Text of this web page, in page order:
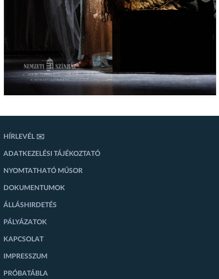
HÍRLEVÉL ✉️
ADATKEZELÉSI TÁJÉKOZTATÓ
NYOMTATHATÓ MŰSOR
DOKUMENTUMOK
ÁLLÁSHIRDETÉS
PÁLYÁZATOK
KAPCSOLAT
IMPRESSZUM
PRÓBATÁBLA